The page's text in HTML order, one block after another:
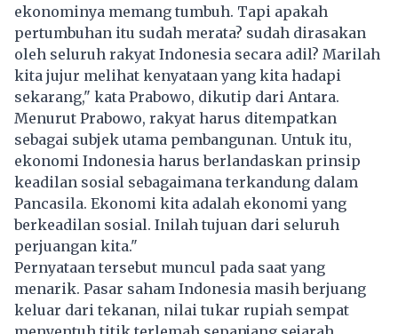
ekonominya memang tumbuh. Tapi apakah
pertumbuhan itu sudah merata? sudah dirasakan
oleh seluruh rakyat Indonesia secara adil? Marilah
kita jujur melihat kenyataan yang kita hadapi
sekarang," kata Prabowo, dikutip dari Antara.
Menurut Prabowo, rakyat harus ditempatkan
sebagai subjek utama pembangunan. Untuk itu,
ekonomi Indonesia harus berlandaskan prinsip
keadilan sosial sebagaimana terkandung dalam
Pancasila. Ekonomi kita adalah ekonomi yang
berkeadilan sosial. Inilah tujuan dari seluruh
perjuangan kita."
Pernyataan tersebut muncul pada saat yang
menarik. Pasar saham Indonesia masih berjuang
keluar dari tekanan, nilai tukar rupiah sempat